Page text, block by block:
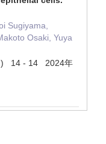
Sugiyama,
Osaki, Yuya
) 14 - 14 2024年